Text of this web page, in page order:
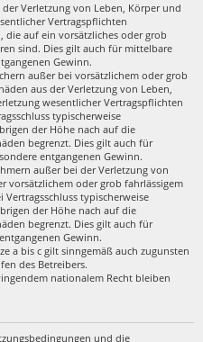
Verletzung von Leben, Körper und
Vertragspflichten
die auf ein vorsätzliches oder grob
sind. Dies gilt auch für mittelbare
Gewinn.
außer bei vorsätzlichem oder grob
aus der Verletzung von Leben,
wesentlicher Vertragspflichten
typischerweise
der Höhe nach auf die
begrenzt. Dies gilt auch für
entgangenen Gewinn.
außer bei der Verletzung von
vorsätzlichem oder grob fahrlässigem
typischerweise
der Höhe nach auf die
begrenzt. Dies gilt auch für
Gewinn.
a bis c gilt sinngemäß auch zugunsten
des Betreibers.
nationalem Recht bleiben
und die